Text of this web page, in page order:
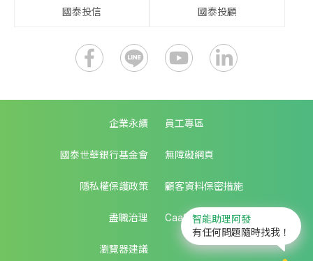
國泰投信 國泰投顧
企業永續 員工專區
國泰世華銀行基金會 無障礙網頁
隱私權保護政策 顧客資料保密措施
盡職治理 CaaS生態圈服務
瀏覽器建議
智能助理阿發
有任何問題隨時找我！